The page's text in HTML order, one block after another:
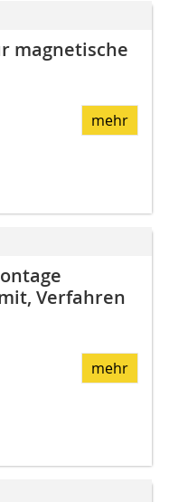
magnetische
mehr
Verfahren
mehr